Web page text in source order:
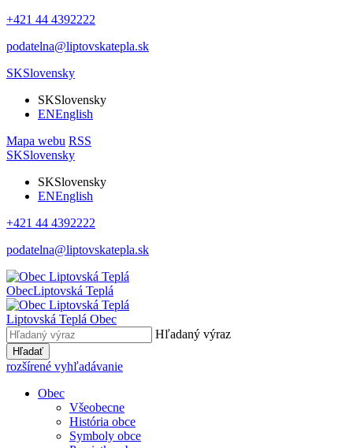
+421 44 4392222
podatelna@liptovskatepla.sk
SKSlovensky
SKSlovensky
ENEnglish
Mapa webu RSS
SKSlovensky
SKSlovensky
ENEnglish
+421 44 4392222
podatelna@liptovskatepla.sk
ObecLiptovská Teplá
Liptovská Teplá Obec
Hľadaný výraz
Hľadať
rozšírené vyhľadávanie
Obec
Všeobecne
História obce
Symboly obce